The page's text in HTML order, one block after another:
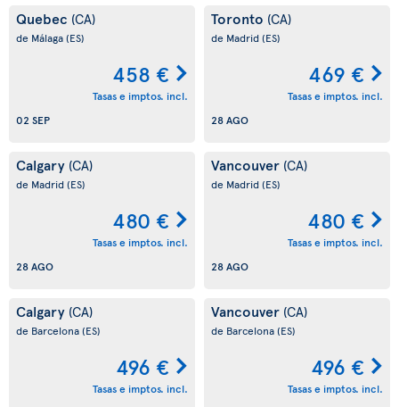
Quebec (CA)
de Málaga(ES)
458 €
Tasas e imptos. incl.
02 SEP
Toronto (CA)
de Madrid(ES)
469 €
Tasas e imptos. incl.
28 AGO
Calgary (CA)
de Madrid(ES)
480 €
Tasas e imptos. incl.
28 AGO
Vancouver (CA)
de Madrid(ES)
480 €
Tasas e imptos. incl.
28 AGO
Calgary (CA)
de Barcelona(ES)
496 €
Tasas e imptos. incl.
Vancouver (CA)
de Barcelona(ES)
496 €
Tasas e imptos. incl.